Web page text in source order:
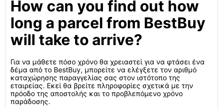
How can you find out how
long a parcel from BestBuy
will take to arrive?
Για να μάθετε πόσο χρόνο θα χρειαστεί για να φτάσει ένα
δέμα από το BestBuy, μπορείτε να ελέγξετε τον αριθμό
καταχώρησης παραγγελίας σας στον ιστότοπο της
εταιρείας. Εκεί θα βρείτε πληροφορίες σχετικά με την
πρόοδο της αποστολής και το προβλεπόμενο χρόνο
παράδοσης.